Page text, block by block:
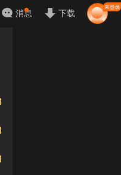
消息 下载